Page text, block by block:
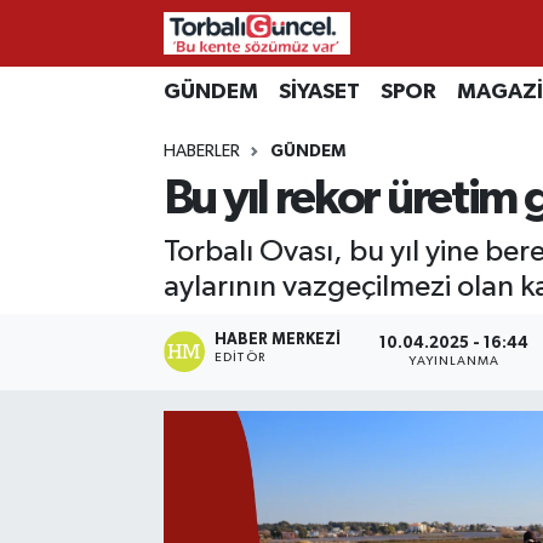
GÜNDEM SİYASET SPOR
HABERLER GÜNDEM
Bu yıl rekor üretim
Torbalı Ovası, bu yıl yine
aylarının vazgeçilmezi olan
HABER MERKEZI
EDITÖR
10.04.2025 - 16:44
YAYINLANMA
İzmir Nöbetçi Eczaneler
İzmir Hava Durumu
İzmir Namaz Vakitleri
İzmir Trafik Yoğunluk Haritası
Süper Lig Puan Durumu ve Fikstür
Son Dakika Haberleri